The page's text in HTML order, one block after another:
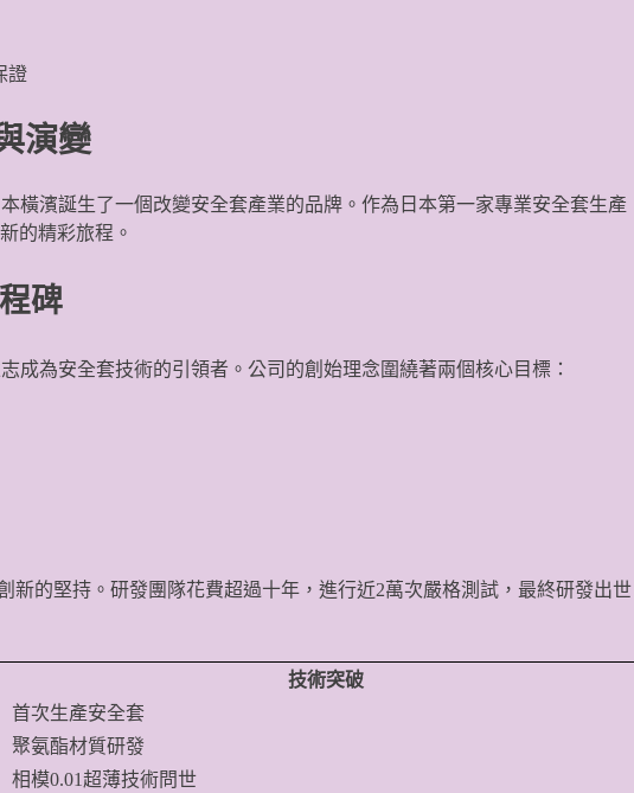
證
演變
橫濱誕生了一個改變安全套產業的品牌。作為日本第一家專業安全套生產
的精彩旅程。
碑
成為安全套技術的引領者。公司的創始理念圍繞著兩個核心目標：
新的堅持。研發團隊花費超過十年，進行近2萬次嚴格測試，最終研發出世
技術突破
首次生產安全套
聚氨酯材質研發
相模0.01超薄技術問世